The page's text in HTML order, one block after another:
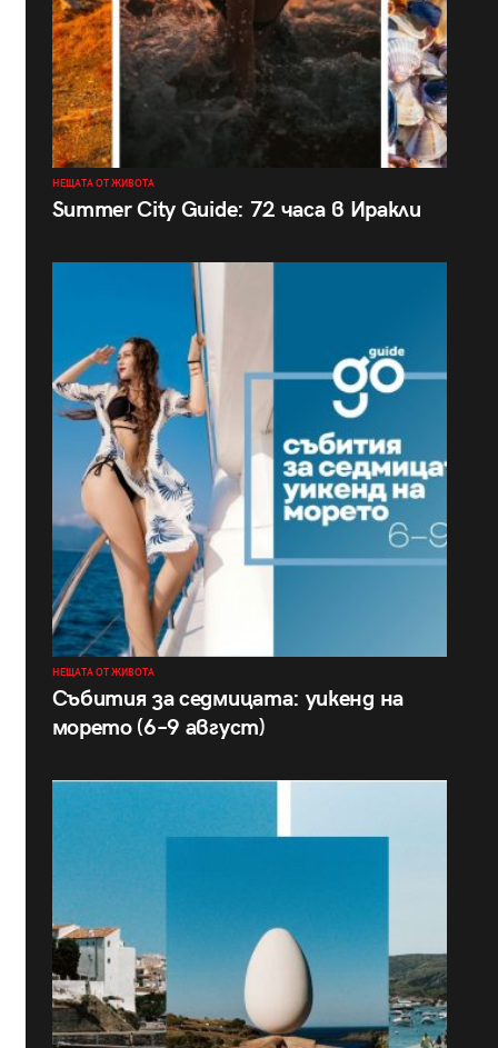
НЕЩАТА ОТ ЖИВОТА
Summer City Guide: 72 часа в Иракли
НЕЩАТА ОТ ЖИВОТА
Събития за седмицата: уикенд на
морето (6–9 август)